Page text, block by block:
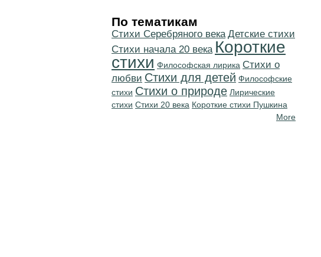
По тематикам
Cтихи Серебряного века Детские стихи
Cтихи начала 20 века Короткие
стихи Философская лирика Стихи о
любви Стихи для детей Философские
стихи Стихи о природе Лирические
стихи Стихи 20 века Короткие стихи Пушкина
More